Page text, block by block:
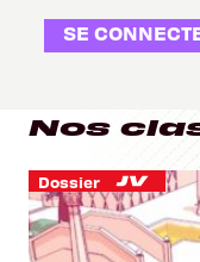
SE
Nos
Dossier